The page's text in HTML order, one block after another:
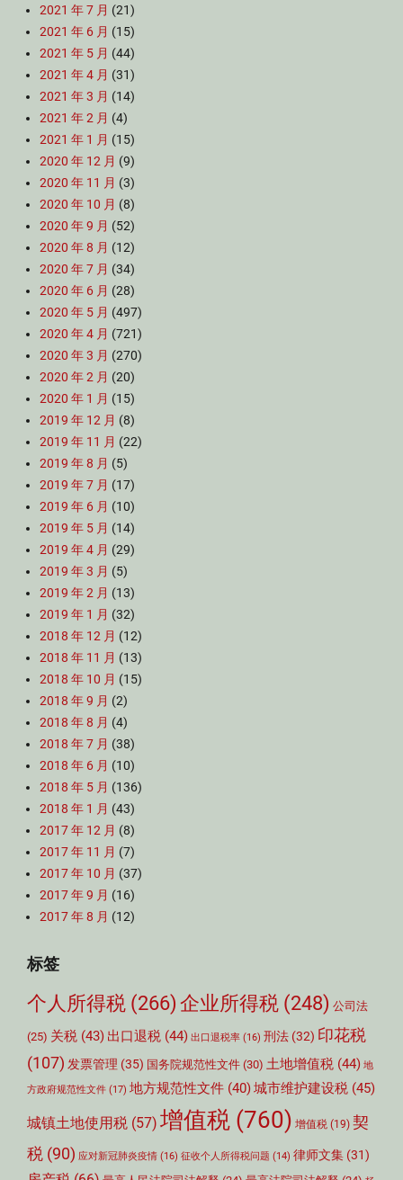
2021 年 7 月 (21)
2021 年 6 月 (15)
2021 年 5 月 (44)
2021 年 4 月 (31)
2021 年 3 月 (14)
2021 年 2 月 (4)
2021 年 1 月 (15)
2020 年 12 月 (9)
2020 年 11 月 (3)
2020 年 10 月 (8)
2020 年 9 月 (52)
2020 年 8 月 (12)
2020 年 7 月 (34)
2020 年 6 月 (28)
2020 年 5 月 (497)
2020 年 4 月 (721)
2020 年 3 月 (270)
2020 年 2 月 (20)
2020 年 1 月 (15)
2019 年 12 月 (8)
2019 年 11 月 (22)
2019 年 8 月 (5)
2019 年 7 月 (17)
2019 年 6 月 (10)
2019 年 5 月 (14)
2019 年 4 月 (29)
2019 年 3 月 (5)
2019 年 2 月 (13)
2019 年 1 月 (32)
2018 年 12 月 (12)
2018 年 11 月 (13)
2018 年 10 月 (15)
2018 年 9 月 (2)
2018 年 8 月 (4)
2018 年 7 月 (38)
2018 年 6 月 (10)
2018 年 5 月 (136)
2018 年 1 月 (43)
2017 年 12 月 (8)
2017 年 11 月 (7)
2017 年 10 月 (37)
2017 年 9 月 (16)
2017 年 8 月 (12)
标签
个人所得税 (266) 企业所得税 (248) 公司法
(25) 关税 (43) 出口退税 (44) 出口退税率 (16) 刑法 (32) 印花税
(107) 发票管理 (35) 国务院规范性文件 (30) 土地增值税 (44) 地
方政府规范性文件 (17) 地方规范性文件 (40)城市维护建设税 (45)
城镇土地使用税 (57) 增值税 (760) 增值税 (19) 契
税 (90) 应对新冠肺炎疫情 (16) 征收个人所得税问题 (14) 律师文集 (31)